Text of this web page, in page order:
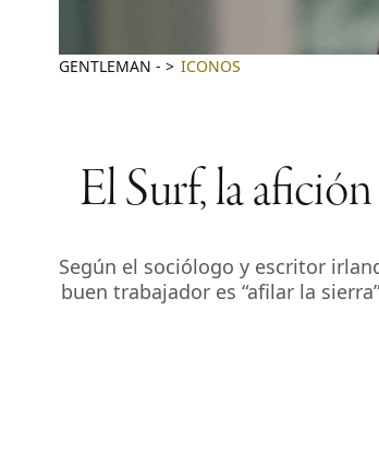
GENTLEMAN - ICONOS
El Surf, la
Según el sociólogo y escritor
buen trabajador es “afilar la